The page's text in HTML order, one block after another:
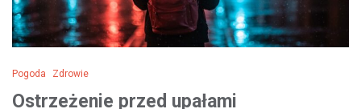
Pogoda Zdrowie
Ostrzeżenie przed upałami